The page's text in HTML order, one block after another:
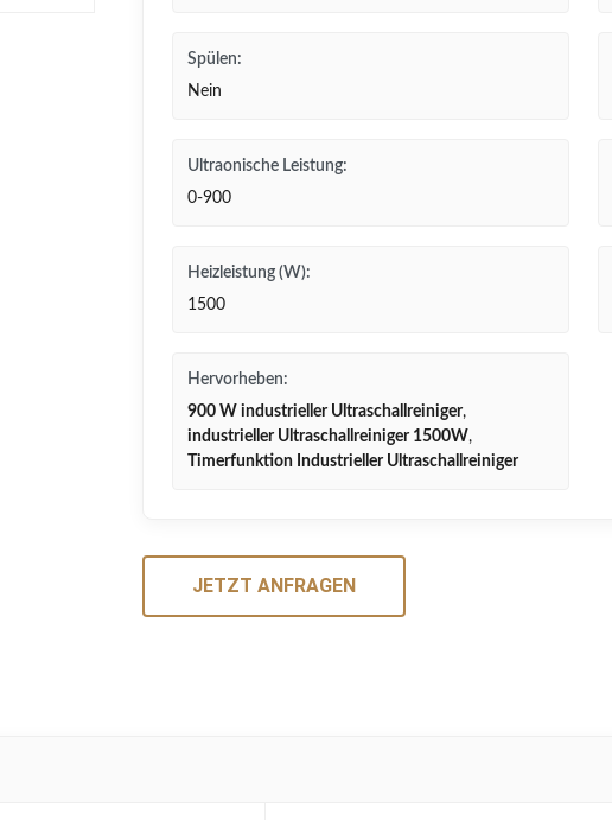
Spülen:
Nein
Ultraonische Leistung:
0-900
Heizleistung (W):
1500
Hervorheben:
900 W industrieller Ultraschallreiniger,
industrieller Ultraschallreiniger 1500W,
Timerfunktion Industrieller Ultraschallreiniger
JETZT ANFRAGEN